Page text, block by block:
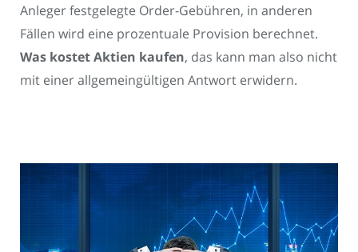
Anleger festgelegte Order-Gebühren, in anderen
Fällen wird eine prozentuale Provision berechnet.
Was kostet Aktien kaufen, das kann man also nicht
mit einer allgemeingültigen Antwort erwidern.